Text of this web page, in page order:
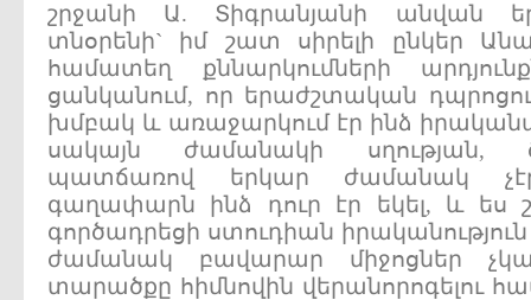
շրջանի Ա. Տիգրանյանի անվան
տնօրենի` իմ շատ սիրելի ընկեր
համատեղ քննարկումների
ցանկանում, որ երաժշտական
խմբակ և առաջարկում էր ինձ
սակայն ժամանակի սղության,
պատճառով երկար ժամանակ
գաղափարն ինձ դուր էր եկել, և ես
գործադրեցի ստուդիան
ժամանակ բավարար միջոցներ
տարածքը հիմնովին վերանորոգելու